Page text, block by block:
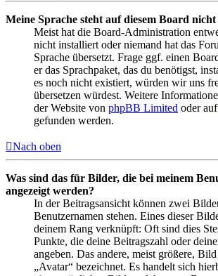
Meine Sprache steht auf diesem Board
Meist hat die Board-Administration
nicht installiert oder niemand hat das
Sprache übersetzt. Frage ggf. einen
er das Sprachpaket, das du benötigst,
es noch nicht existiert, würden wir uns
übersetzen würdest. Weitere
der Website von phpBB Limited oder auf
gefunden werden.
Nach oben
Was sind das für Bilder, die bei meinem
angezeigt werden?
In der Beitragsansicht können zwei
Benutzernamen stehen. Eines dieser
deinem Rang verknüpft: Oft sind dies
Punkte, die deine Beitragszahl oder
angeben. Das andere, meist größere,
„Avatar“ bezeichnet. Es handelt sich